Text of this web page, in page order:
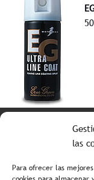
las
Para ofrecer las